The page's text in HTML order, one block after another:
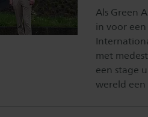
Als Green
in voor
met
een stage
wereld een